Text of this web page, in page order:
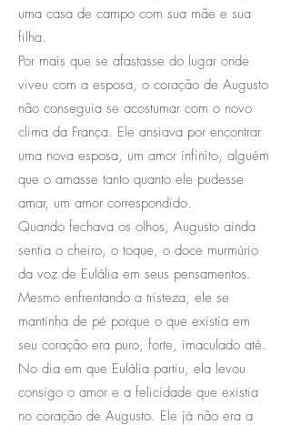
uma casa de campo com sua mãe e sua
filha.
Por mais que se afastasse do lugar onde
viveu com a esposa, o coração de Augusto
não conseguia se acostumar com o novo
clima da França. Ele ansiava por encontrar
uma nova esposa, um amor infinito, alguém
que o amasse tanto quanto ele pudesse
amar, um amor correspondido.
Quando fechava os olhos, Augusto ainda
sentia o cheiro, o toque, o doce murmúrio
da voz de Eulália em seus pensamentos.
Mesmo enfrentando a tristeza, ele se
mantinha de pé porque o que existia em
seu coração era puro, forte, imaculado até.
No dia em que Eulália partiu, ela levou
consigo o amor e a felicidade que existia
no coração de Augusto. Ele já não era a